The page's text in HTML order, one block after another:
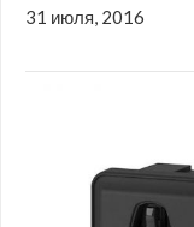
31 июля, 2016